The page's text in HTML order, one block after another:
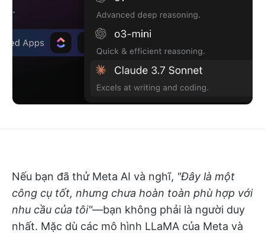
Nếu bạn đã thử Meta AI và nghĩ, "Đây là một
công cụ tốt, nhưng chưa hoàn toàn phù hợp với
nhu cầu của tôi"—bạn không phải là người duy
nhất. Mặc dù các mô hình LLaMA của Meta và